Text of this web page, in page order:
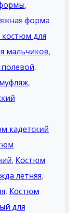
,
форма
для
мальчиков,
,
,
кадетский
, Костюм
летняя,
, Костюм
для